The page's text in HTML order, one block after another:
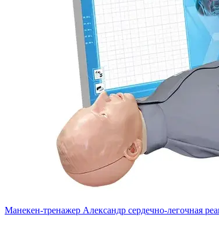
Манекен-тренажер Александр сердечно-легочная